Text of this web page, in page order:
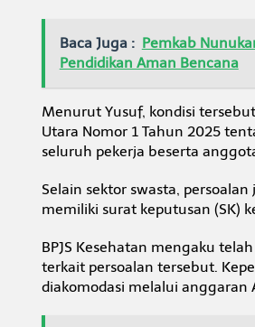
e
l
T
e
r
f
t
r
J
N
Baca Juga : Pemkab
Pendidikan Aman Bencana
Menurut Yusuf, kondisi
Utara Nomor 1 Tahun 2025
seluruh pekerja beserta
Selain sektor swasta,
memiliki surat keputusan (SK)
BPJS Kesehatan mengaku
terkait persoalan tersebut.
diakomodasi melalui anggaran